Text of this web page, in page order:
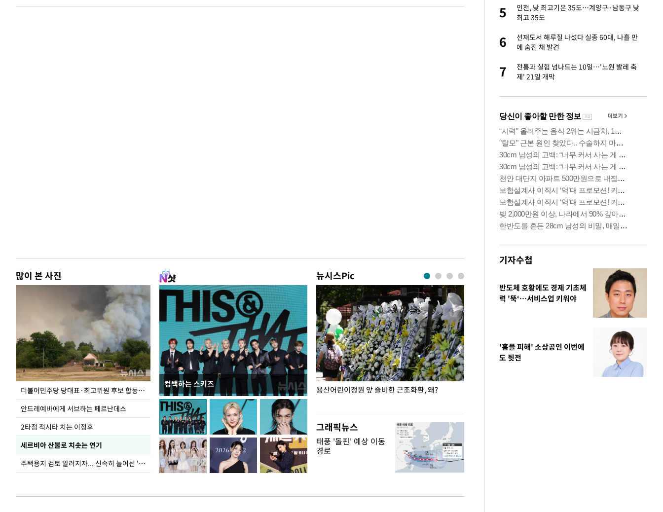
많이 본 사진
더불어민주당 당대표·최고위원 후보 합동연설회
안드레예바에게 서브하는 페르난데스
2타점 적시타 치는 이정후
세르비아 산불로 치솟는 연기
주택용지 검토 알려지자... 신속히 늘어선 '근조화환'
컴백하는 스키즈
뉴시스Pic
사진으로 보는 일주일 용산어린이정원 앞 즐비한 근조화환, 왜?
그래픽뉴스
태풍 '돌핀' 예상 이동
경로
5
김도영·곽빈·안현민…오승환·니퍼트가 콕
5
인천, 낮 최고기온 35도…계양구·남동구 낮
최고 35도
6
선재도서 해루질 나섰다 실종 60대, 나흘 만
에 숨진 채 발견
7
전통과 실험 넘나드는 10일…'노원 발레 축
제' 21일 개막
기자수첩
반도체 호황에도 경제 기초체
력 '뚝‘…서비스업 키워야
'홈플 피해' 소상공인 이번에
도 뒷전